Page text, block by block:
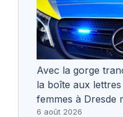
Avec la gorge
la boîte aux
femmes à Dresde
6 août 2026